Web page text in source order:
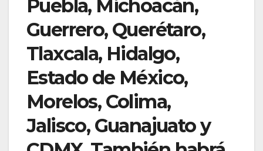
Puebla, Michoacán,
Guerrero, Querétaro,
Tlaxcala, Hidalgo,
Estado de México,
Morelos, Colima,
Jalisco, Guanajuato y